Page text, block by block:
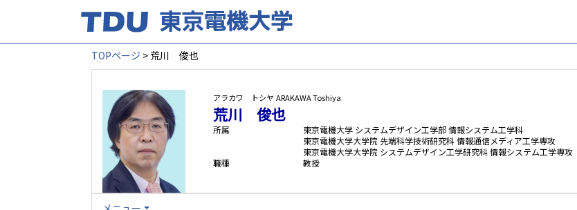
TOPページ > 荒川 俊也
アラカワ トシヤ ARAKAWA Toshiya
荒川 俊也
所属
東京電機大学 システムデザイン工学部 情報システム工学科
東京電機大学大学院 先端科学技術研究科 情報通信メディア工学専攻
東京電機大学大学院 システムデザイン工学研究科 情報システム工学専攻
職種
教授